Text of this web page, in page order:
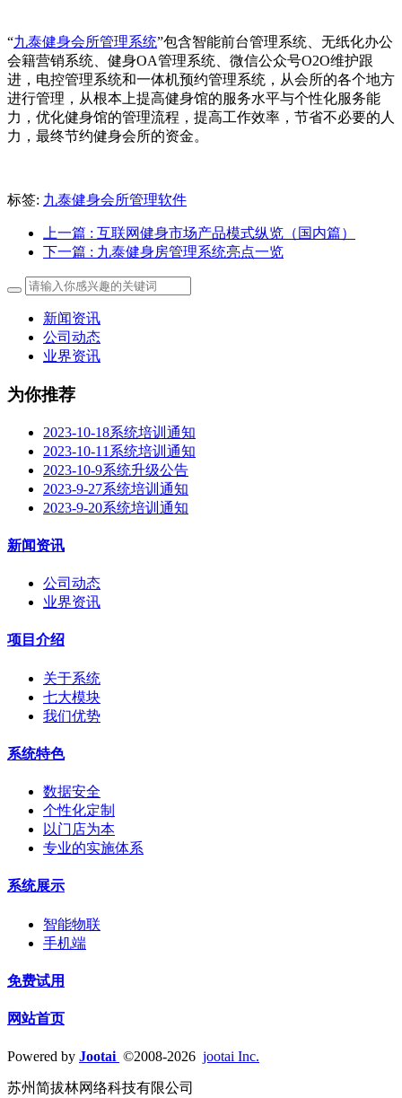
“九泰健身会所管理系统”包含智能前台管理系统、无纸化办公
会籍营销系统、健身OA管理系统、微信公众号O2O维护跟
进，电控管理系统和一体机预约管理系统，从会所的各个地方
进行管理，从根本上提高健身馆的服务水平与个性化服务能
力，优化健身馆的管理流程，提高工作效率，节省不必要的人
力，最终节约健身会所的资金。
标签: 九泰健身会所管理软件
上一篇 : 互联网健身市场产品模式纵览（国内篇）
下一篇 : 九泰健身房管理系统亮点一览
新闻资讯
公司动态
业界资讯
为你推荐
2023-10-18系统培训通知
2023-10-11系统培训通知
2023-10-9系统升级公告
2023-9-27系统培训通知
2023-9-20系统培训通知
新闻资讯
公司动态
业界资讯
项目介绍
关于系统
七大模块
我们优势
系统特色
数据安全
个性化定制
以门店为本
专业的实施体系
系统展示
智能物联
手机端
免费试用
网站首页
Powered by Jootai ©2008-2026 jootai Inc.
苏州简拔林网络科技有限公司